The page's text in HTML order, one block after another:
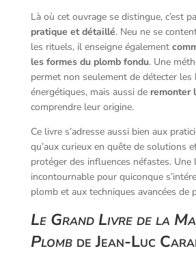
Là où cet ouvrage se distingue, c’est
pratique et détaillé. Neu ne se
les rituels, il enseigne également
les formes du plomb fondu. Une
permet non seulement de détecter les
énergétiques, mais aussi de remonter
comprendre leur origine.
Ce livre s’adresse aussi bien aux
qu’aux curieux en quête de solutions
protéger des influences néfastes. Une
incontournable pour quiconque
plomb et aux techniques avancées de
Le Grand Livre de la
Plombde Jean-Luc